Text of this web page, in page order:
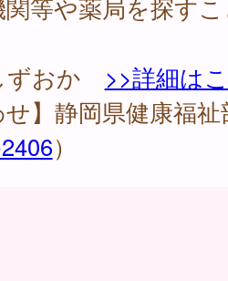
等や薬局を探す
ずおか >>詳細は
せ】静岡県健康福
）